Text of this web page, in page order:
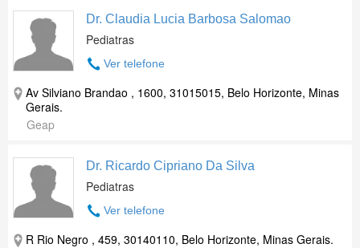
Dr. Claudia Lucia Barbosa Salomao
Pediatras
Ver telefone
Av Silviano Brandao , 1600, 31015015, Belo Horizonte, Minas
Gerais.
Geap
Dr. Ricardo Cipriano Da Silva
Pediatras
Ver telefone
R Rio Negro , 459, 30140110, Belo Horizonte, Minas Gerais.